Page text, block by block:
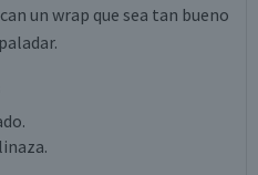
un wrap que sea tan bueno